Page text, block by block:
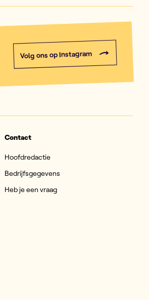
Volg ons op Instagram
Contact
Hoofdredactie
Bedrijfsgegevens
Heb je een vraag